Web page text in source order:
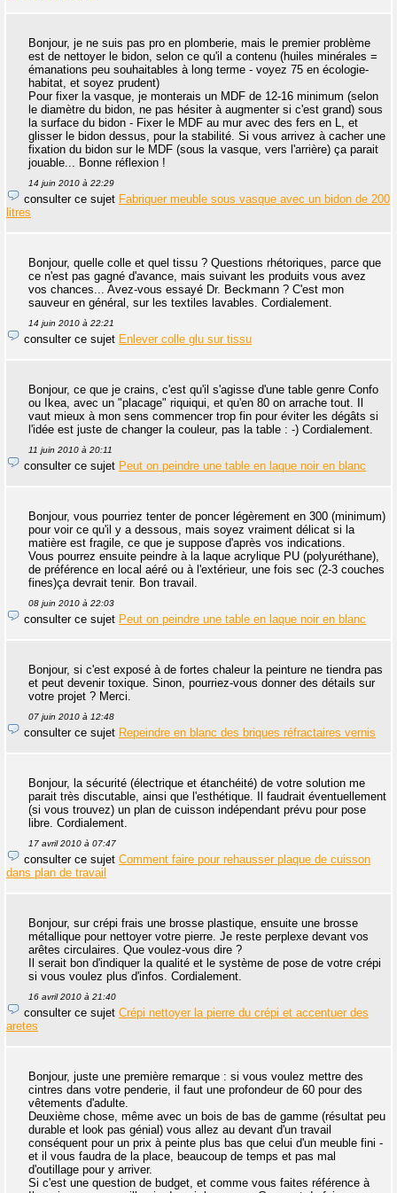
Bonjour, je ne suis pas pro en plomberie, mais le premier problème
est de nettoyer le bidon, selon ce qu'il a contenu (huiles minérales =
émanations peu souhaitables à long terme - voyez 75 en écologie-
habitat, et soyez prudent)
Pour fixer la vasque, je monterais un MDF de 12-16 minimum (selon
le diamètre du bidon, ne pas hésiter à augmenter si c'est grand) sous
la surface du bidon - Fixer le MDF au mur avec des fers en L, et
glisser le bidon dessus, pour la stabilité. Si vous arrivez à cacher une
fixation du bidon sur le MDF (sous la vasque, vers l'arrière) ça parait
jouable... Bonne réflexion !
14 juin 2010 à 22:29
consulter ce sujet Fabriquer meuble sous vasque avec un bidon de 200
litres
Bonjour, quelle colle et quel tissu ? Questions rhétoriques, parce que
ce n'est pas gagné d'avance, mais suivant les produits vous avez
vos chances... Avez-vous essayé Dr. Beckmann ? C'est mon
sauveur en général, sur les textiles lavables. Cordialement.
14 juin 2010 à 22:21
consulter ce sujet Enlever colle glu sur tissu
Bonjour, ce que je crains, c'est qu'il s'agisse d'une table genre Confo
ou Ikea, avec un "placage" riquiqui, et qu'en 80 on arrache tout. Il
vaut mieux à mon sens commencer trop fin pour éviter les dégâts si
l'idée est juste de changer la couleur, pas la table : -) Cordialement.
11 juin 2010 à 20:11
consulter ce sujet Peut on peindre une table en laque noir en blanc
Bonjour, vous pourriez tenter de poncer légèrement en 300 (minimum)
pour voir ce qu'il y a dessous, mais soyez vraiment délicat si la
matière est fragile, ce que je suppose d'après vos indications.
Vous pourrez ensuite peindre à la laque acrylique PU (polyuréthane),
de préférence en local aéré ou à l'extérieur, une fois sec (2-3 couches
fines)ça devrait tenir. Bon travail.
08 juin 2010 à 22:03
consulter ce sujet Peut on peindre une table en laque noir en blanc
Bonjour, si c'est exposé à de fortes chaleur la peinture ne tiendra pas
et peut devenir toxique. Sinon, pourriez-vous donner des détails sur
votre projet ? Merci.
07 juin 2010 à 12:48
consulter ce sujet Repeindre en blanc des briques réfractaires vernis
Bonjour, la sécurité (électrique et étanchéité) de votre solution me
parait très discutable, ainsi que l'esthétique. Il faudrait éventuellement
(si vous trouvez) un plan de cuisson indépendant prévu pour pose
libre. Cordialement.
17 avril 2010 à 07:47
consulter ce sujet Comment faire pour rehausser plaque de cuisson
dans plan de travail
Bonjour, sur crépi frais une brosse plastique, ensuite une brosse
métallique pour nettoyer votre pierre. Je reste perplexe devant vos
arêtes circulaires. Que voulez-vous dire ?
Il serait bon d'indiquer la qualité et le système de pose de votre crépi
si vous voulez plus d'infos. Cordialement.
16 avril 2010 à 21:40
consulter ce sujet Crépi nettoyer la pierre du crépi et accentuer des
aretes
Bonjour, juste une première remarque : si vous voulez mettre des
cintres dans votre penderie, il faut une profondeur de 60 pour des
vêtements d'adulte.
Deuxième chose, même avec un bois de bas de gamme (résultat peu
durable et look pas génial) vous allez au devant d'un travail
conséquent pour un prix à peinte plus bas que celui d'un meuble fini -
et il vous faudra de la place, beaucoup de temps et pas mal
d'outillage pour y arriver.
Si c'est une question de budget, et comme vous faites référence à